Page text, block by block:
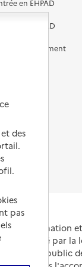
en EHPAD
en EHPAD
d'information
créé par
le Service public
des
pas